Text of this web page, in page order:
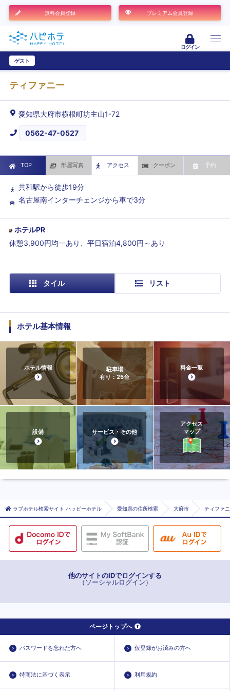
無料会員登録 プレミアム会員登録
ログイン
ゲスト
ティファニー
愛知県大府市横根町坊主山1-72
0562-47-0527
TOP 部屋写真 アクセス クーポン 予約
共和駅から徒歩19分
名古屋南インターチェンジから車で3分
ホテルPR
休憩3,900円均一あり、平日宿泊4,800円～あり
タイル リスト
ホテル基本情報
ホテル情報
駐車場
有り：25台
料金一覧
設備 サービス・その他
アクセス
マップ
ラブホテル検索サイト ハッピーホテル 愛知県の住所検索 大府市 ティファ
他のサイトのIDでログインする
（ソーシャルログイン）
ページトップへ
パスワードを忘れた方へ 仮登録がお済みの方へ
特商法に基づく表示 利用規約